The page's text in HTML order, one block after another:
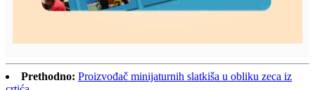
Prethodno: Proizvođač minijaturnih slatkiša u obliku zeca iz